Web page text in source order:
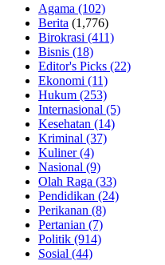
Agama (102)
Berita (1,776)
Birokrasi (411)
Bisnis (18)
Editor's Picks (22)
Ekonomi (11)
Hukum (253)
Internasional (5)
Kesehatan (14)
Kriminal (37)
Kuliner(4)
Nasional (9)
Olah Raga (33)
Pendidikan (24)
Perikanan (8)
Pertanian (7)
Politik (914)
Sosial (44)